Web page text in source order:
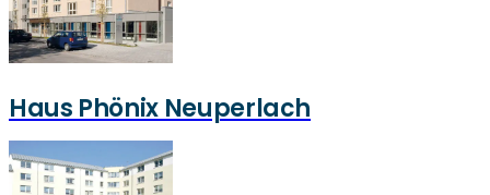
Haus Phönix Neuperlach